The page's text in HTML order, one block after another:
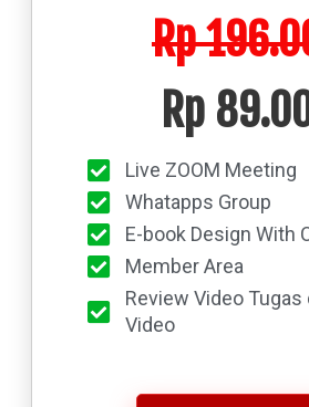
Rp
Rp
Live ZOOM Meeting
Whatapps Group
E-book Design With
Member Area
Review Video Tugas
Video